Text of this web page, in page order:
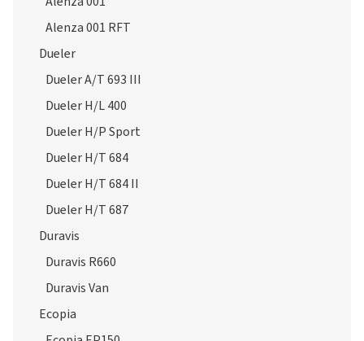
Alenza 001 RFT
Dueler
Dueler A/T 693 III
Dueler H/L 400
Dueler H/P Sport
Dueler H/T 684
Dueler H/T 684 II
Dueler H/T 687
Duravis
Duravis R660
Duravis Van
Ecopia
Ecopia EP150